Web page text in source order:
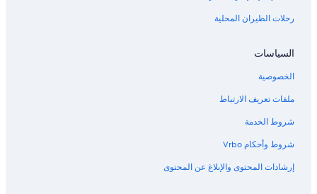
رحلات الطيران المحلية
السياسات
الخصوصية
ملفات تعريف الارتباط
شروط الخدمة
شروط وأحكام Vrbo
إرشادات المحتوى والإبلاغ عن المحتوى